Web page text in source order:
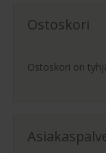
Ostoskori
Ostoskori on